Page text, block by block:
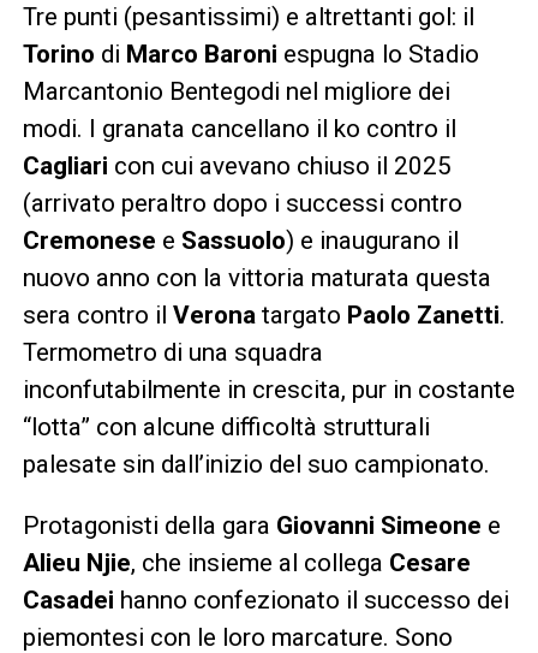
Tre punti (pesantissimi) e altrettanti gol: il
Torino di Marco Baroni espugna lo Stadio
Marcantonio Bentegodi nel migliore dei
modi. I granata cancellano il ko contro il
Cagliari con cui avevano chiuso il 2025
(arrivato peraltro dopo i successi contro
Cremonese e Sassuolo) e inaugurano il
nuovo anno con la vittoria maturata questa
sera contro il Verona targato Paolo Zanetti.
Termometro di una squadra
inconfutabilmente in crescita, pur in costante
“lotta” con alcune difficoltà strutturali
palesate sin dall’inizio del suo campionato.
Protagonisti della gara Giovanni Simeone e
Alieu Njie, che insieme al collega Cesare
Casadei hanno confezionato il successo dei
piemontesi con le loro marcature. Sono